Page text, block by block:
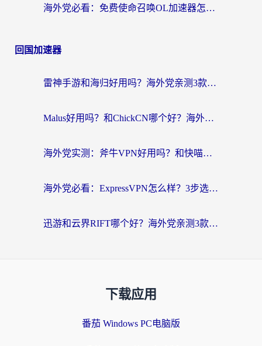
海外党必看：免费使命召唤OL加速器怎么选？3个国服游戏加速痛点一次性解决
回国加速器
雷神手游和海归好用吗？海外党亲测3款热门回国加速器+番茄加速器深度体验
Malus好用吗？和ChickCN哪个好？海外党亲测：选对回国加速器，追剧游戏不卡顿
海外党实测：斧牛VPN好用吗？和快喵VPN对比哪个回国效果更好？附3款热门加速器深度分析
海外党必看：ExpressVPN怎么样？3步选对回国加速器，无缝刷国内剧玩手游
迅游和云界RIFT哪个好？海外党亲测3款回国加速器，教你无缝刷国内剧玩游戏
下载应用
番茄 Windows PC电脑版